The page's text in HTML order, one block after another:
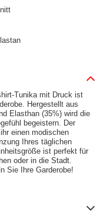
Tunika mit Druck ist
Hergestellt aus
Elasthan (35%) wird die
begeistern. Der
einen modischen
Ihres täglichen
ist perfekt für
oder in die Stadt.
Sie Ihre Garderobe!